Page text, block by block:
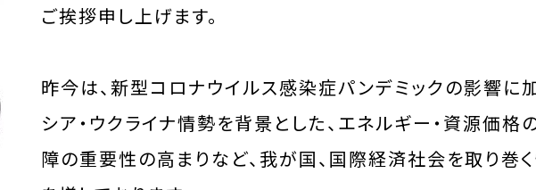
ご挨拶申し上げます。
昨今は、新型コロナウイルス感染症パンデミックの影響に
シア・ウクライナ情勢を背景とした、エネルギー・資源価格
障の重要性の高まりなど、我が国、国際経済社会を取り巻